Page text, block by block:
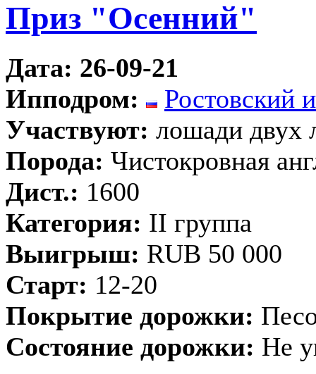
Приз "Осенний"
Дата: 26-09-21
Ипподром:
Ростовский
Участвуют: лошади двух
Порода: Чистокровная
Дист.: 1600
Категория: II группа
Выигрыш: RUB 50 000
Старт: 12-20
Покрытие дорожки:
Состояние дорожки: Не